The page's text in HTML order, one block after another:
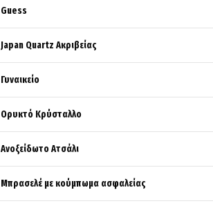
Guess
Japan Quartz Ακριβείας
Γυναικείο
Ορυκτό Κρύσταλλο
Ανοξείδωτο Ατσάλι
Μπρασελέ με κούμπωμα ασφαλείας